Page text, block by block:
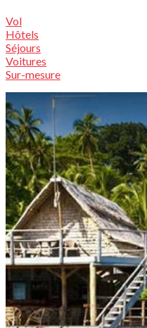
Vol
Hôtels
Séjours
Voitures
Sur-mesure